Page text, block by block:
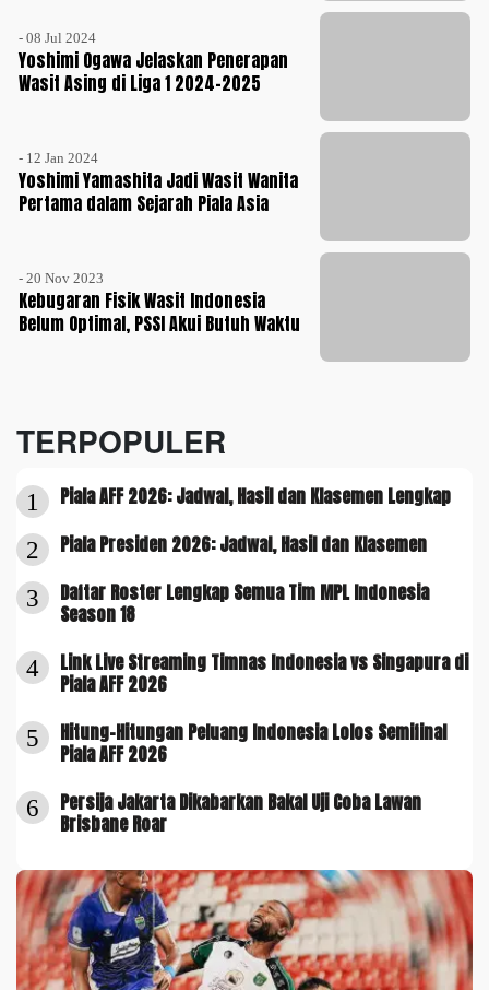
- 08 Jul 2024
Yoshimi Ogawa Jelaskan Penerapan
Wasit Asing di Liga 1 2024-2025
- 12 Jan 2024
Yoshimi Yamashita Jadi Wasit Wanita
Pertama dalam Sejarah Piala Asia
- 20 Nov 2023
Kebugaran Fisik Wasit Indonesia
Belum Optimal, PSSI Akui Butuh Waktu
TERPOPULER
1 Piala AFF 2026: Jadwal, Hasil dan Klasemen Lengkap
2 Piala Presiden 2026: Jadwal, Hasil dan Klasemen
3
Daftar Roster Lengkap Semua Tim MPL Indonesia
Season 18
4
Link Live Streaming Timnas Indonesia vs Singapura di
Piala AFF 2026
5
Hitung-Hitungan Peluang Indonesia Lolos Semifinal
Piala AFF 2026
6
Persija Jakarta Dikabarkan Bakal Uji Coba Lawan
Brisbane Roar